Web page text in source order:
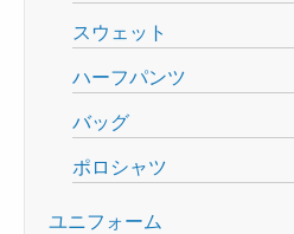
スウェット
ハーフパンツ
バッグ
ポロシャツ
ユニフォーム